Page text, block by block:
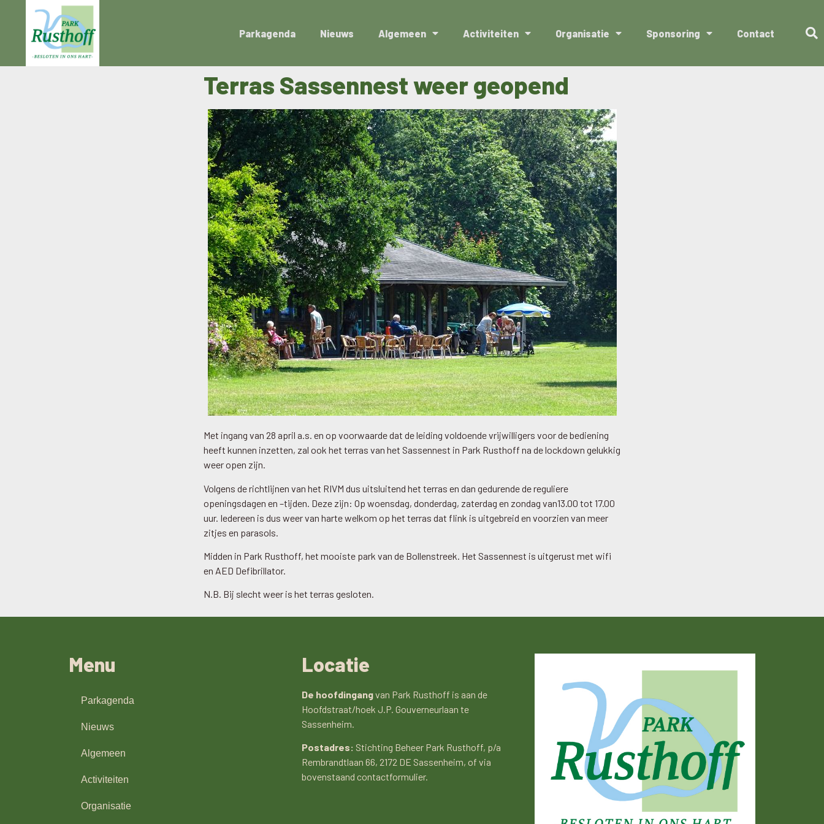
Parkagenda Nieuws Algemeen Activiteiten Organisatie Sponsoring Contact
Terras Sassennest weer geopend
Met ingang van 28 april a.s. en op voorwaarde dat de leiding voldoende vrijwilligers voor de bediening
heeft kunnen inzetten, zal ook het terras van het Sassennest in Park Rusthoff na de lockdown gelukkig
weer open zijn.
Volgens de richtlijnen van het RIVM dus uitsluitend het terras en dan gedurende de reguliere
openingsdagen en –tijden. Deze zijn: Op woensdag, donderdag, zaterdag en zondag van13.00 tot 17.00
uur. Iedereen is dus weer van harte welkom op het terras dat flink is uitgebreid en voorzien van meer
zitjes en parasols.
Midden in Park Rusthoff, het mooiste park van de Bollenstreek. Het Sassennest is uitgerust met wifi
en AED Defibrillator.
N.B. Bij slecht weer is het terras gesloten.
Menu
Parkagenda
Nieuws
Algemeen
Activiteiten
Organisatie
Locatie
De hoofdingangvan Park Rusthoff is aan de
Hoofdstraat/hoek J.P. Gouverneurlaan te
Sassenheim.
Postadres: Stichting Beheer Park Rusthoff, p/a
Rembrandtlaan 66, 2172 DE Sassenheim, of via
bovenstaand contactformulier.